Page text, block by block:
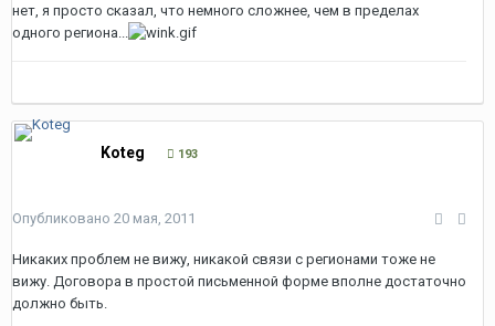
нет, я просто сказал, что немного сложнее, чем в пределах
одного региона...
Koteg 193
Опубликовано 20 мая, 2011
Никаких проблем не вижу, никакой связи с регионами тоже не
вижу. Договора в простой письменной форме вполне достаточно
должно быть.